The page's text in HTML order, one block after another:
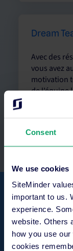
Consent
We use cookies
SiteMinder
important to us.
experience.
website. Others
how you use
cookies
Dream
Avec des
vous avez
motivation
de
« Tout au long
l’opportunité
l’entreprise et
ventes